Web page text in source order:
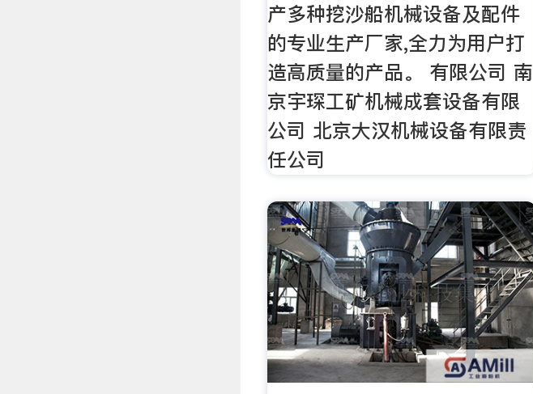
产多种挖沙船机械设备及配件
的专业生产厂家,全力为用户打
造高质量的产品。 有限公司 南
京宇琛工矿机械成套设备有限
公司 北京大汉机械设备有限责
任公司